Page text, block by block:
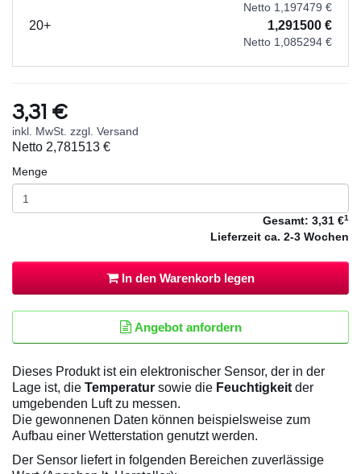
Netto 1,197479 €
20+ 1,291500 €
Netto 1,085294 €
3,31 €
inkl. MwSt. zzgl. Versand
Netto 2,781513 €
Menge
Gesamt: 3,31 €1
Lieferzeit ca. 2-3 Wochen
In den Warenkorb legen
Angebot anfordern
Dieses Produkt ist ein elektronischer Sensor, der in der
Lage ist, die Temperatur sowie die Feuchtigkeit der
umgebenden Luft zu messen.
Die gewonnenen Daten können beispielsweise zum
Aufbau einer Wetterstation genutzt werden.
Der Sensor liefert in folgenden Bereichen zuverlässige